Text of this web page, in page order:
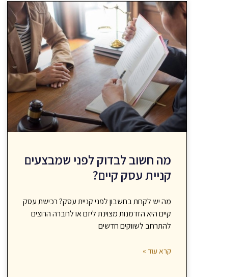
מה חשוב לבדוק לפני שמבצעים
קניית עסק קיים?
מה יש לקחת בחשבון לפני קניית עסק? רכישת עסק
קיים היא הזדמנות מצוינת ליזם או לחברה הרוצים
להתרחב לשווקים חדשים
קרא עוד »